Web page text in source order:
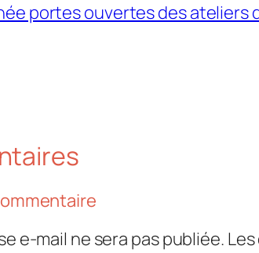
portes ouvertes des ateliers
e-mail ne sera pas publiée.